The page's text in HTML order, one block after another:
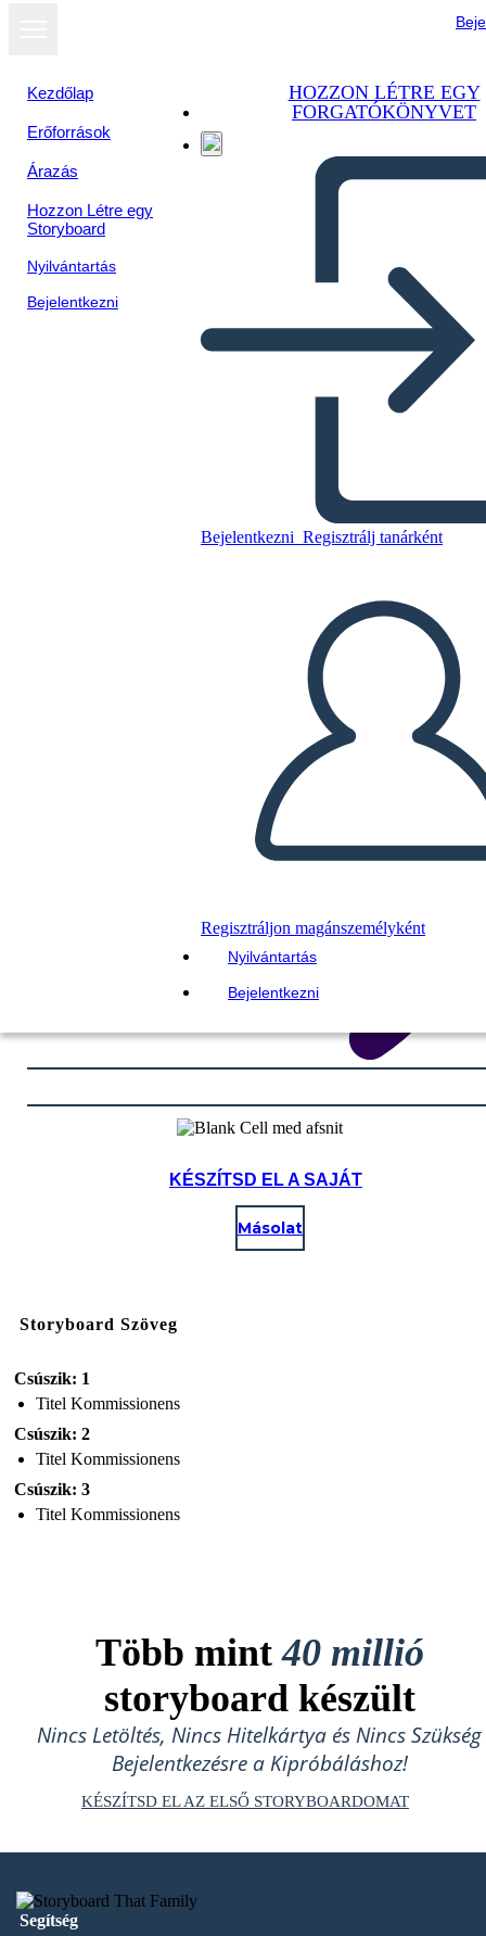
Kezdőlap
Erőforrások
Árazás
Hozzon Létre egy
Storyboard
Nyilvántartás
Bejelentkezni
HOZZON LÉTRE EGY
FORGATÓKÖNYVET
Bejelentkezni Regisztrálj tanárként
Regisztráljon magánszemélyként
Nyilvántartás
Bejelentkezni
Blank Cell med afsnit
Másolja ezt a forgatókönyvet
KÉSZÍTSEN EGY STORYBOARDOT
OLVASS NEKEM
KÉSZÍTSD EL A SAJÁT
Másolat
Storyboard Szöveg
Csúszik: 1
Titel Kommissionens
Csúszik: 2
Titel Kommissionens
Csúszik: 3
Titel Kommissionens
Több mint40 millió
storyboard készült
Nincs Letöltés, Nincs Hitelkártya és Nincs Szükség
Bejelentkezésre a Kipróbáláshoz!
KÉSZÍTSD EL AZ ELSŐ STORYBOARDOMAT
Segítség